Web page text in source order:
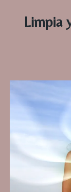
Limpia